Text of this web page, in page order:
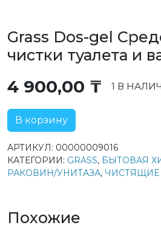
Grass Dos-gel
чистки туалета и
4 900,00 ₸ 1 В
В корзину
АРТИКУЛ: 00000009016
КАТЕГОРИИ: GRASS, БЫТОВАЯ
РАКОВИН/УНИТАЗА, ЧИСТЯЩИЕ
Похожие